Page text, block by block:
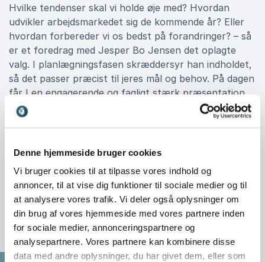
Denne hjemmeside bruger cookies
Vi bruger cookies til at tilpasse vores indhold og
annoncer, til at vise dig funktioner til sociale medier og til
at analysere vores trafik. Vi deler også oplysninger om
din brug af vores hjemmeside med vores partnere inden
for sociale medier, annonceringspartnere og
analysepartnere. Vores partnere kan kombinere disse
data med andre oplysninger, du har givet dem, eller som
Hvilke tendenser skal vi holde øje med? Hvordan
udvikler arbejdsmarkedet sig de kommende år? Eller
hvordan forbereder vi os bedst på forandringer? – så
er et foredrag med Jesper Bo Jensen det oplagte
valg. I planlægningsfasen skræddersyr han indholdet,
så det passer præcist til jeres mål og behov. På dagen
får I en engagerende og fagligt stærk præsentation,
der kombinerer indsigt, energi og perspektiv.
Jesper Bo Jensen sætter fokus på de beslutninger, I
til at handle strategisk. Book Jesper Bo Jensen, og få
et inspirerende foredrag, der ikke blot ser på
fremtiden, men giver jer redskaberne til at forme den.